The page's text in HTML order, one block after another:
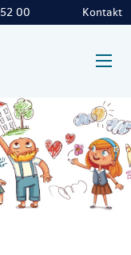
00 Kontakt